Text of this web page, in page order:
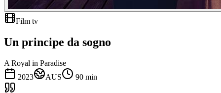
Film tv
Un principe da sogno
A Royal in Paradise
2023
AUS 90 min